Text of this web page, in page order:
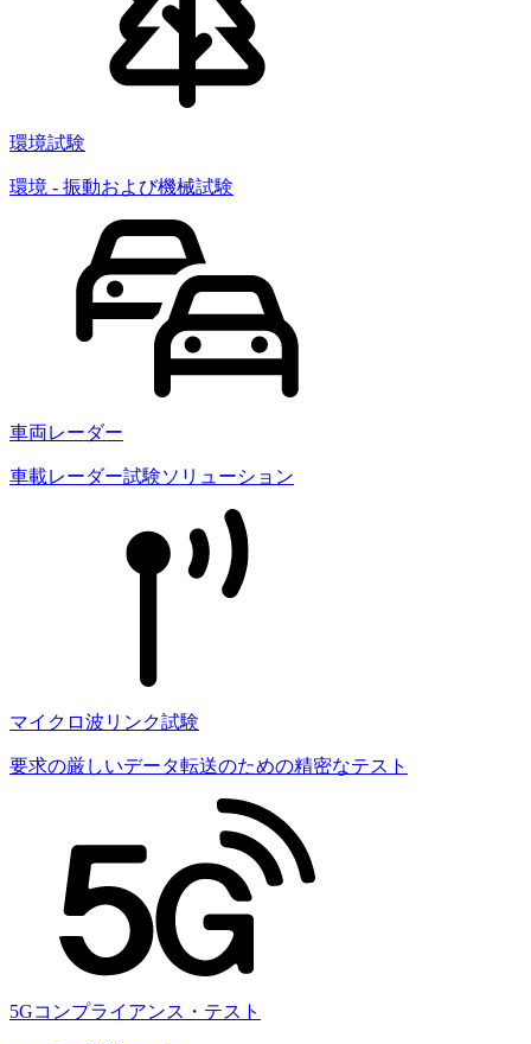
環境試験
環境 - 振動および機械試験
車両レーダー
車載レーダー試験ソリューション
マイクロ波リンク試験
要求の厳しいデータ転送のための精密なテスト
5Gコンプライアンス・テスト